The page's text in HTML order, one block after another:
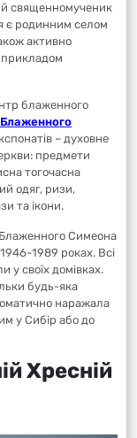
священномученик
є родинним селом
активно
блаженного
– духовне
предмети
тогочасна
одяг, ризи,
та ікони.
Блаженного Симеона
1989 роках. Всі
у своїх домівках.
будь-яка
наражала
у Сибір або до
Хресній